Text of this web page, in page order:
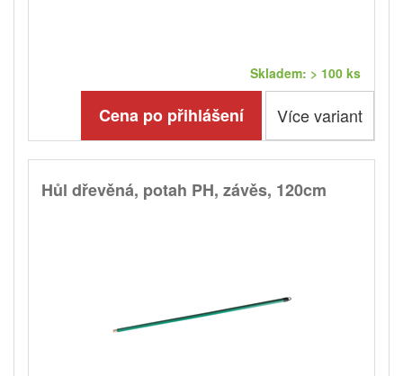
Skladem: > 100 ks
Cena po přihlášení Více variant
Hůl dřevěná, potah PH, závěs, 120cm